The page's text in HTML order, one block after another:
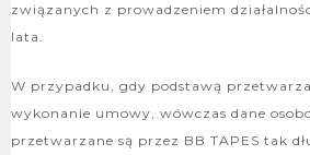
związanych z prowadzeniem
lata.
W przypadku, gdy podstawą
wykonanie umowy, wówczas dane
przetwarzane są przez BB TAPES tak